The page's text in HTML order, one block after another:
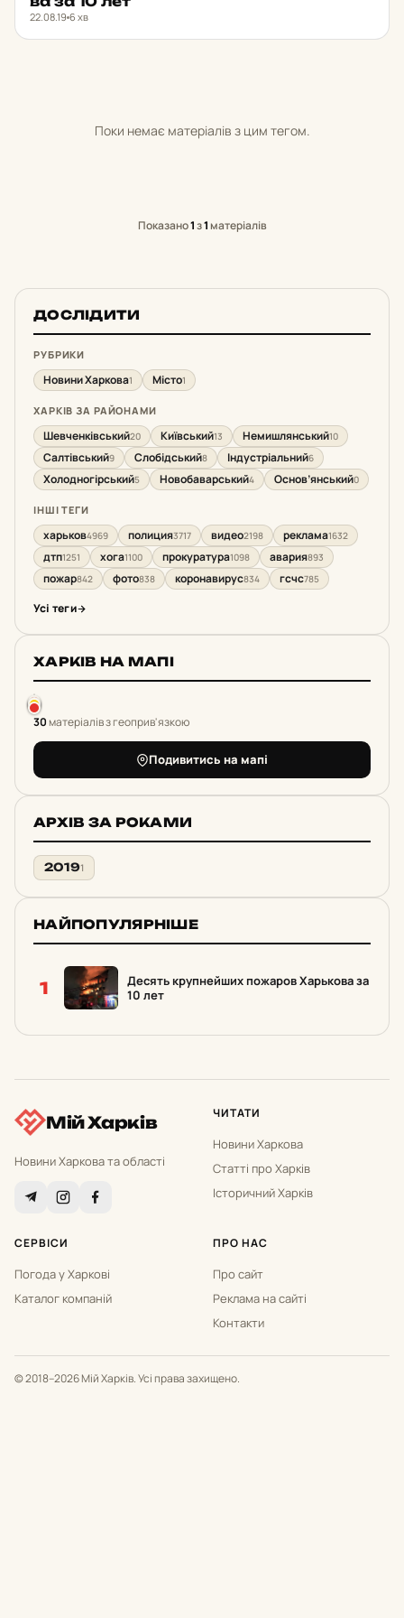
22.08.19 6 хв
Поки немає матеріалів з цим тегом.
Показано1з1матеріалів
ДОСЛІДИТИ
РУБРИКИ
Новини Харкова1 Місто1
ХАРКІВ ЗА РАЙОНАМИ
Шевченківський20 Київський13 Немишлянський10
Салтівський9 Слобідський8 Індустріальний6
Холодногірський5 Новобаварський4 Основ’янський0
ІНШІ ТЕГИ
харьков4969 полиция3717 видео2198 реклама1632
дтп1251 хога1100 прокуратура1098 авария893
пожар842 фото838 коронавирус834 гсчс785
Усі теги
ХАРКІВ НА МАПІ
30матеріалів з геоприв'язкою
Подивитись на мапі
АРХІВ ЗА РОКАМИ
20191
НАЙПОПУЛЯРНІШЕ
1
Десять крупнейших пожаров Харькова за
10 лет
Мій Харків
Новини Харкова та області
ЧИТАТИ
Новини Харкова
Статті про Харків
Історичний Харків
СЕРВІСИ
Погода у Харкові
Каталог компаній
ПРО НАС
Про сайт
Реклама на сайті
Контакти
© 2018–2026 Мій Харків. Усі права захищено.